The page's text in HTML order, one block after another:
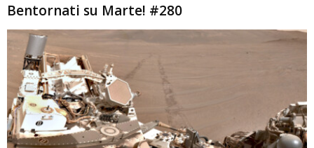
Bentornati su Marte! #280